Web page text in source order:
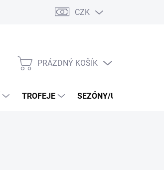
CZK
NÁKUPNÍ
PRÁZDNÝ KOŠÍK
TROFEJE SEZÓNY/UDÁLOSTI